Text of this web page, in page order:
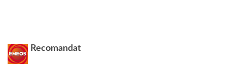
Recomandat